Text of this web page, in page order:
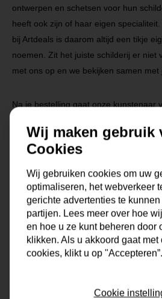
ontwerpen en schetsen voor hun
heeft ook zijn of haar eigen
bij Artdeals is daarom altijd een tikje
noemen. Zit het juiste schilderij er niet
met ons op en we bekijken samen
Na je bestelling gaat onze kunstenaar
Specificaties
Maat
Korte omschrijving
Wij maken gebruik
Cookies
Wij gebruiken cookies om uw
optimaliseren, het webverkeer
gerichte advertenties te
partijen. Lees meer over hoe
en hoe u ze kunt beheren door
klikken. Als u akkoord gaat met
cookies, klikt u op "Accepteren”.
Cookie